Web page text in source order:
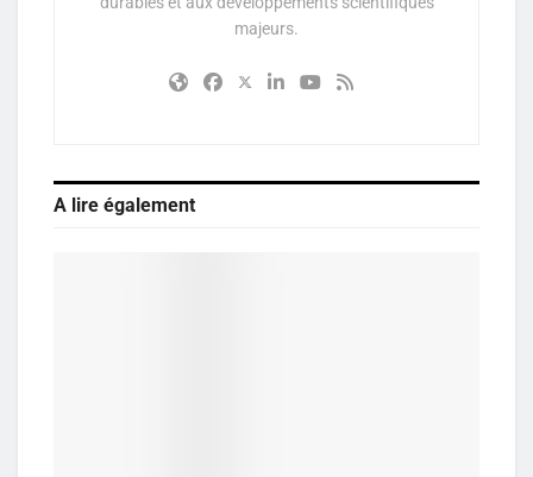
majeurs.
A lire également